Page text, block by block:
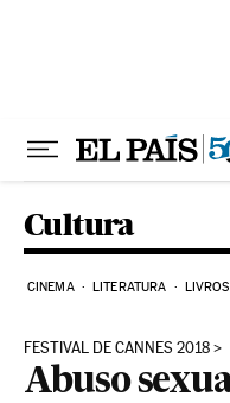
Cultura
CINEMA LITERATURA LIVROS
FESTIVAL DE CANNES 2018
Abuso